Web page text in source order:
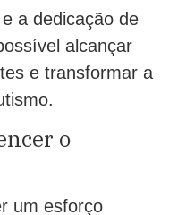
a dedicação de
alcançar
e transformar a
o
um esforço